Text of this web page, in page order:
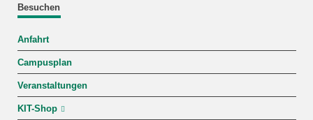
Besuchen
Anfahrt
Campusplan
Veranstaltungen
KIT-Shop